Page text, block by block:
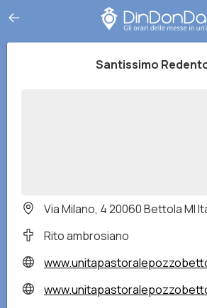
Santissimo
Via Milano, 4 20060 Bettola MI
Rito ambrosiano